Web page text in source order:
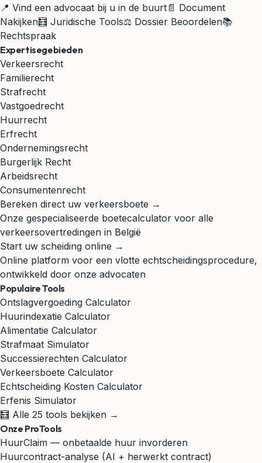
📍 Vind een advocaat bij u in de buurt 📄 Document
Nakijken🧮 Juridische Tools⚖️ Dossier Beoordelen📚
Rechtspraak
Expertisegebieden
Verkeersrecht
Familierecht
Strafrecht
Vastgoedrecht
Huurrecht
Erfrecht
Ondernemingsrecht
Burgerlijk Recht
Arbeidsrecht
Consumentenrecht
Bereken direct uw verkeersboete →
Onze gespecialiseerde boetecalculator voor alle
verkeersovertredingen in België
Start uw scheiding online →
Online platform voor een vlotte echtscheidingsprocedure,
ontwikkeld door onze advocaten
Populaire Tools
Ontslagvergoeding Calculator
Huurindexatie Calculator
Alimentatie Calculator
Strafmaat Simulator
Successierechten Calculator
Verkeersboete Calculator
Echtscheiding Kosten Calculator
Erfenis Simulator
🧮 Alle 25 tools bekijken →
Onze ProTools
HuurClaim — onbetaalde huur invorderen
Huurcontract-analyse (AI + herwerkt contract)